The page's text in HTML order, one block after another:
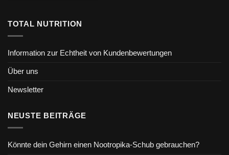
TOTAL NUTRITION
Information zur Echtheit von Kundenbewertungen
Über uns
Newsletter
NEUSTE BEITRÄGE
Könnte dein Gehirn einen Nootropika-Schub gebrauchen?